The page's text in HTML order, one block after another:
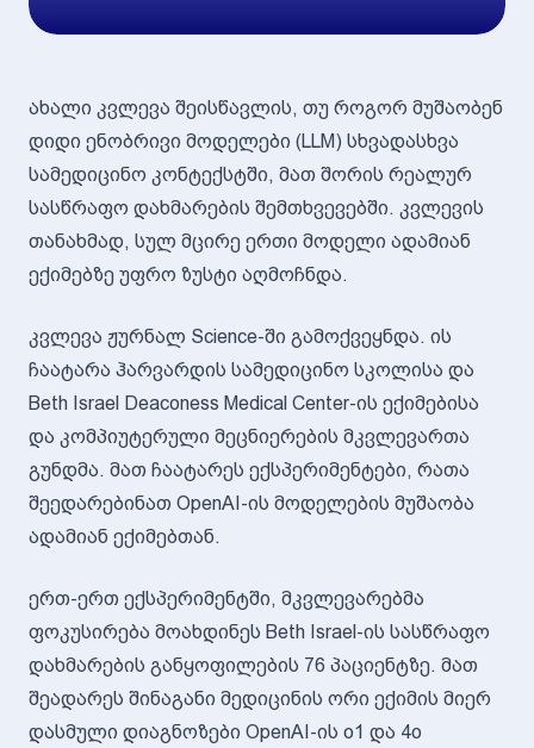
ახალი კვლევა შეისწავლის, თუ როგორ მუშაობენ
დიდი ენობრივი მოდელები (LLM) სხვადასხვა
სამედიცინო კონტექსტში, მათ შორის რეალურ
სასწრაფო დახმარების შემთხვევებში. კვლევის
თანახმად, სულ მცირე ერთი მოდელი ადამიან
ექიმებზე უფრო ზუსტი აღმოჩნდა.
კვლევა ჟურნალ Science-ში გამოქვეყნდა. ის
ჩაატარა ჰარვარდის სამედიცინო სკოლისა და
Beth Israel Deaconess Medical Center-ის ექიმებისა
და კომპიუტერული მეცნიერების მკვლევართა
გუნდმა. მათ ჩაატარეს ექსპერიმენტები, რათა
შეედარებინათ OpenAI-ის მოდელების მუშაობა
ადამიან ექიმებთან.
ერთ-ერთ ექსპერიმენტში, მკვლევარებმა
ფოკუსირება მოახდინეს Beth Israel-ის სასწრაფო
დახმარების განყოფილების 76 პაციენტზე. მათ
შეადარეს შინაგანი მედიცინის ორი ექიმის მიერ
დასმული დიაგნოზები OpenAI-ის o1 და 4o